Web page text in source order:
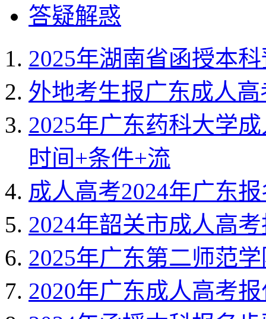
答疑解惑
2025年湖南省函授本
外地考生报广东成人
2025年广东药科大学
时间+条件+流
成人高考2024年广东
2024年韶关市成人高
2025年广东第二师范
2020年广东成人高考